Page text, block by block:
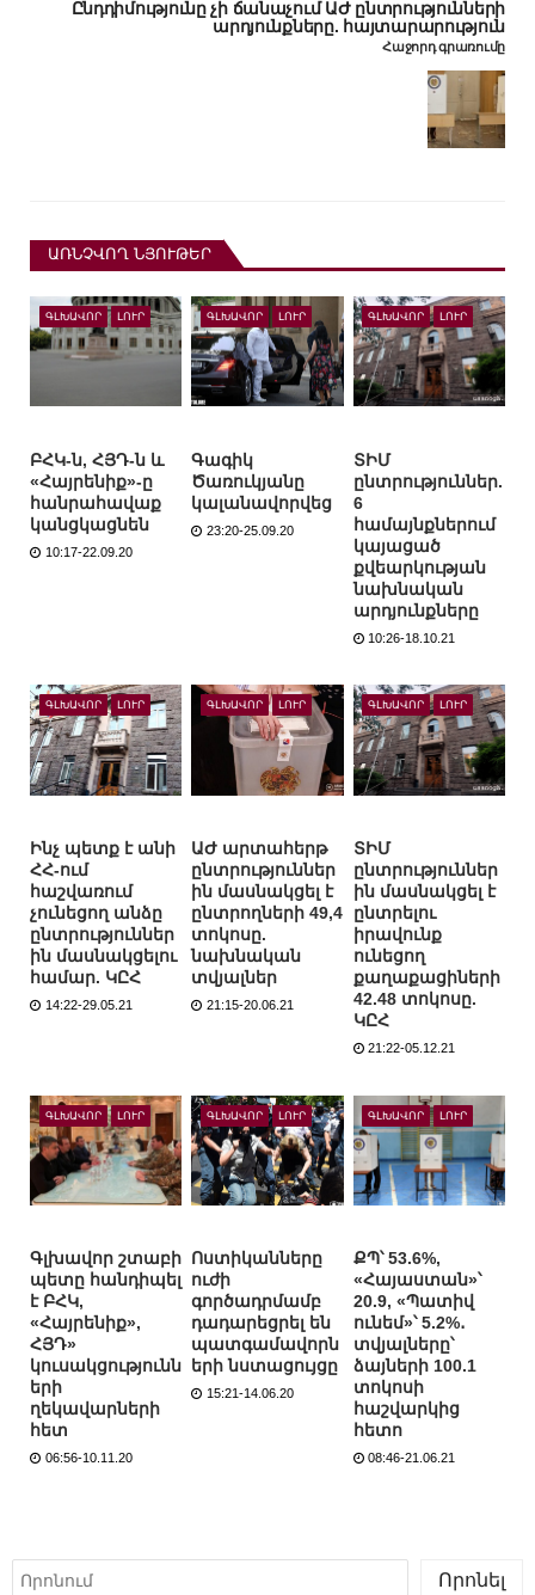
Ընդդիմությունը չի ճանաչում ԱԺ ընտրությունների
արդյունքները. հայտարարություն
Հաջորդ գրառումը
ԱՌՆՉՎՈՂ ՆՅՈՒԹԵՐ
ԳԼԽԱՎՈՐ ԼՈՒՐ
ԲՀԿ-ն, ՀՅԴ-ն և
«Հայրենիք»-ը
հանրահավաք
կանցկացնեն
10:17-22.09.20
ԳԼԽԱՎՈՐ ԼՈՒՐ
Գագիկ
Ծառուկյանը
կալանավորվեց
23:20-25.09.20
ԳԼԽԱՎՈՐ ԼՈՒՐ
ՏԻՄ
ընտրություններ.
6
համայնքներում
կայացած
քվեարկության
նախնական
արդյունքները
10:26-18.10.21
ԳԼԽԱՎՈՐ ԼՈՒՐ
Ինչ պետք է անի
ՀՀ-ում
հաշվառում
չունեցող անձը
ընտրություններ
ին մասնակցելու
համար. ԿԸՀ
14:22-29.05.21
ԳԼԽԱՎՈՐ ԼՈՒՐ
ԱԺ արտահերթ
ընտրություններ
ին մասնակցել է
ընտրողների 49,4
տոկոսը.
նախնական
տվյալներ
21:15-20.06.21
ԳԼԽԱՎՈՐ ԼՈՒՐ
ՏԻՄ
ընտրություններ
ին մասնակցել է
ընտրելու
իրավունք
ունեցող
քաղաքացիների
42.48 տոկոսը.
ԿԸՀ
21:22-05.12.21
ԳԼԽԱՎՈՐ ԼՈՒՐ
Գլխավոր շտաբի
պետը հանդիպել
է ԲՀԿ,
«Հայրենիք»,
ՀՅԴ»
կուսակցությունն
երի
ղեկավարների
հետ
06:56-10.11.20
ԳԼԽԱՎՈՐ ԼՈՒՐ
Ոստիկանները
ուժի
գործադրմամբ
դադարեցրել են
պատգամավորն
երի նստացույցը
15:21-14.06.20
ԳԼԽԱՎՈՐ ԼՈՒՐ
ՔՊ՝ 53.6%,
«Հայաստան»՝
20.9, «Պատիվ
ունեմ»՝ 5.2%․
տվյալները՝
ձայների 100.1
տոկոսի
հաշվարկից
հետո
08:46-21.06.21
Որոնել
Որոնել